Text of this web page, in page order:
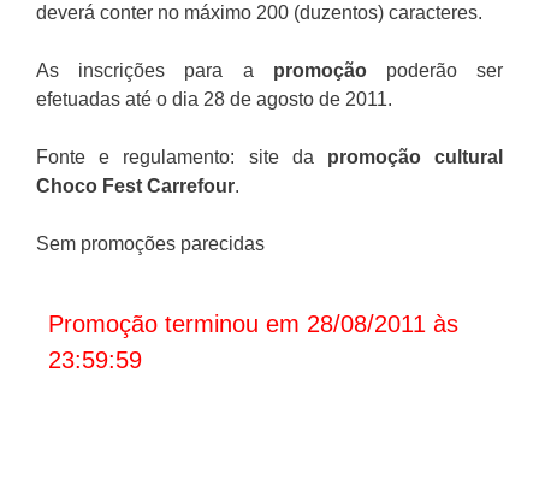
deverá conter no máximo 200 (duzentos) caracteres.
As inscrições para a promoçãopoderão ser
efetuadas até o dia 28 de agosto de 2011.
Fonte e regulamento: site da promoção cultural
Choco Fest Carrefour.
Sem promoções parecidas
Promoção terminou em 28/08/2011 às
23:59:59